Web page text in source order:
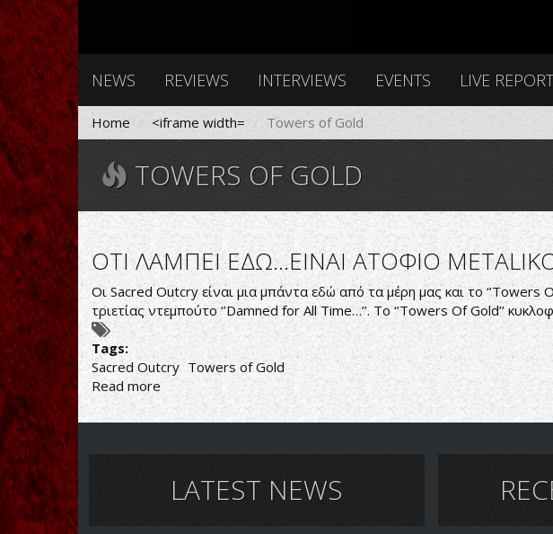
NEWS REVIEWS INTERVIEWS EVENTS LIVE
Home <iframe width= Towers of Gold
TOWERS OF GOLD
ΟΤΙ ΛΑΜΠΕΙ ΕΔΩ...ΕΙΝΑΙ ΑΤΟΦΙΟ
Οι Sacred Outcry είναι μια μπάντα εδώ από τα μέρη μας και το
τριετίας ντεμπούτο ‘’Damned for All Time…’’. Το ‘’Towers Of Gold’’
Tags:
Sacred Outcry Towers of Gold
Read more about
ΟΤΙ
ΛΑΜΠΕΙ
METALΙΚΟ
ΧΡΥΣΑΦΙ
LATEST NEWS